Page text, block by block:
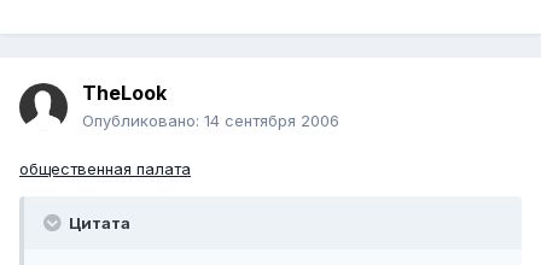
TheLook
Опубликовано: 14 сентября 2006
общественная палата
Цитата